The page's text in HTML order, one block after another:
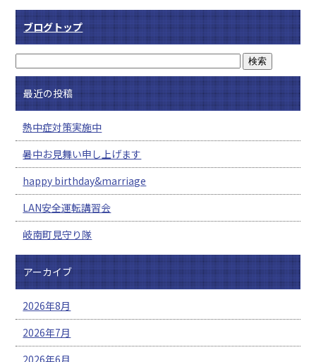
ブログトップ
最近の投稿
熱中症対策実施中
暑中お見舞い申し上げます
happy birthday&marriage
LAN安全運転講習会
岐南町見守り隊
アーカイブ
2026年8月
2026年7月
2026年6月